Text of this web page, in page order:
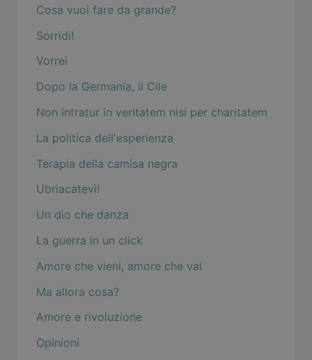
Cosa vuoi fare da grande?
Sorridi!
Vorrei
Dopo la Germania, il Cile
Non intratur in veritatem nisi per charitatem
La politica dell'esperienza
Terapia della camisa negra
Ubriacatevi!
Un dio che danza
La guerra in un click
Amore che vieni, amore che vai
Ma allora cosa?
Amore e rivoluzione
Opinioni